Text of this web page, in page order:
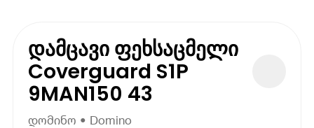
დამცავი ფეხსაცმელი
Coverguard S1P
9MAN150 43
დომინო • Domino